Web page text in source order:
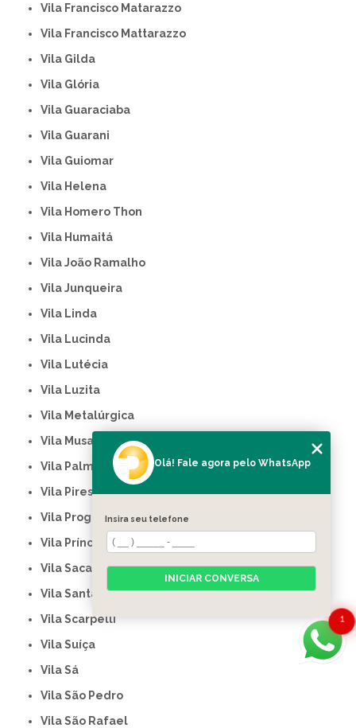
Vila Francisco Matarazzo
Vila Francisco Mattarazzo
Vila Gilda
Vila Glória
Vila Guaraciaba
Vila Guarani
Vila Guiomar
Vila Helena
Vila Homero Thon
Vila Humaitá
Vila João Ramalho
Vila Junqueira
Vila Linda
Vila Lucinda
Vila Lutécia
Vila Luzita
Vila Metalúrgica
Vila Musa
Vila Palmares
Vila Pires
Vila Progresso
Vila Príncipe de Gales
Vila Sacadura Cabral
Vila Santa Tereza
Vila Scarpelli
Vila Suíça
Vila Sá
Vila São Pedro
Vila São Rafael
1
Olá! Fale agora pelo WhatsApp
Insira seu telefone
INICIAR CONVERSA